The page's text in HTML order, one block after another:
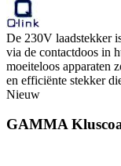
De 230V laadstekker
via de contactdoos in
moeiteloos apparaten
en efficiënte stekker
Nieuw
GAMMA